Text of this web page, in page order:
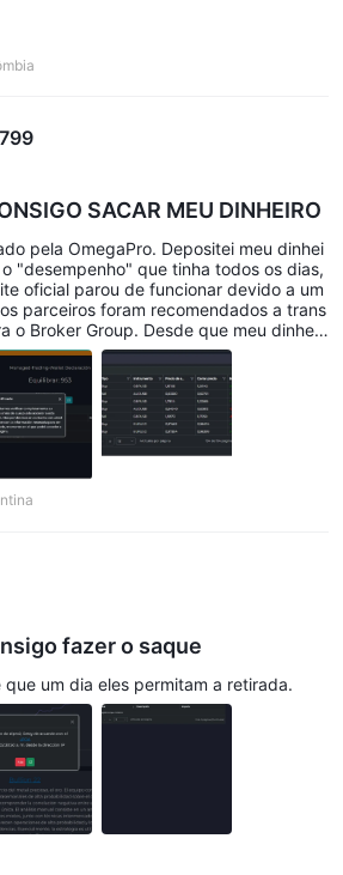
SACAR MEU DINHEIRO
pela OmegaPro. Depositei meu dinhei
"desempenho" que tinha todos os dias,
oficial parou de funcionar devido a um
parceiros foram recomendados a trans
o Broker Group. Desde que meu dinheir
consigo retirá-lo. Recebo uma mens
conta ainda não foi verificada, que a
breve, e estou esperando há 2 anos e n
aparecem, como se meu dinheir
mas nem mesmo tenho acesso ao meu
fazer o saque
um dia eles permitam a retirada.